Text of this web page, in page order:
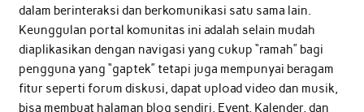
dalam berinteraksi dan berkomunikasi satu sama lain.
Keunggulan portal komunitas ini adalah selain mudah
diaplikasikan dengan navigasi yang cukup “ramah” bagi
pengguna yang “gaptek” tetapi juga mempunyai beragam
fitur seperti forum diskusi, dapat upload video dan musik,
bisa membuat halaman blog sendiri, Event, Kalender, dan